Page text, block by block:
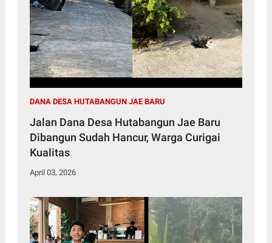
DANA DESA HUTABANGUN JAE BARU
Jalan Dana Desa Hutabangun Jae Baru
Dibangun Sudah Hancur, Warga Curigai
Kualitas
April 03, 2026